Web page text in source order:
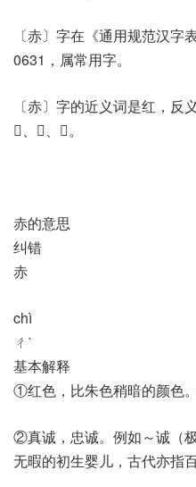
〔赤〕字在《通用规范汉字
0631，属常用字。
〔赤〕字的近义词是红，反
𡗩、𤆍、𦮰。
赤的意思
纠错
赤
chì
ㄔˋ
基本解释
①红色，比朱色稍暗的颜色
②真诚，忠诚。例如～诚（
无暇的初生婴儿，古代亦指